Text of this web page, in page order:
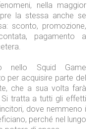
nella maggior
la stessa anche se
sconto, promozione,
pagamento a
nello Squid Game
per acquisire parte del
che a sua volta farà
tratta a tutti gli effetti
dove nemmeno i
perché nel lungo